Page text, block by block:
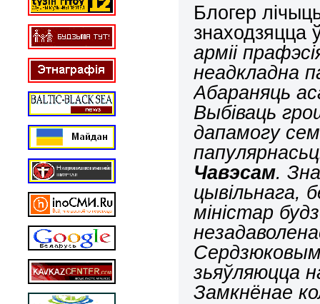
Блогер
знаходзяцца
арміі
неадкладна
Абараняць
Выбіваць
дапамогу
Чавэсам.
цывільнага,
міністар
зьяўляюцца
Замкнёнае